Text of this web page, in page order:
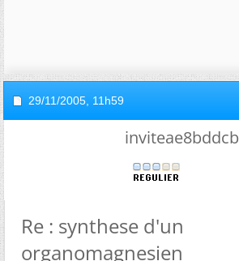
29/11/2005, 11h59
inviteae8bddcb
Re : synthese d'un
organomagnesien